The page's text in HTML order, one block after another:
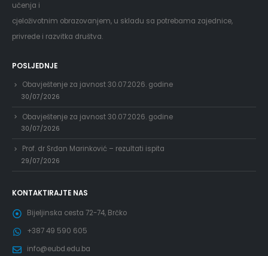
učenja i
cjeloživotnim obrazovanjem, u skladu sa potrebama zajednice,
privrede i razvitka društva.
POSLJEDNJE
Obavještenje za javnost 30.07.2026. godine
30/07/2026
Obavještenje za javnost 30.07.2026. godine
30/07/2026
Prof. dr Srđan Marinković – rezultati ispita
29/07/2026
KONTAKTIRAJTE NAS
Bijeljinska cesta 72-74, Brčko
+387 49 590 605
info@eubd.edu.ba